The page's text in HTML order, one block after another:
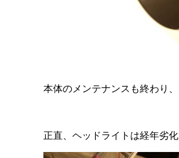
本体のメンテナンスも終わり
正直、ヘッドライトは経年劣